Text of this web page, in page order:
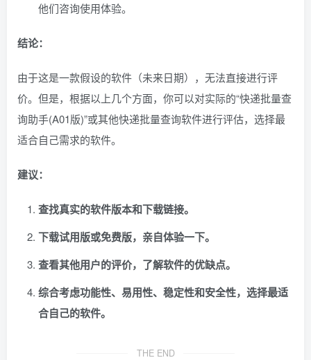
他们咨询使用体验。
结论：
由于这是一款假设的软件（未来日期），无法直接进行评
价。但是，根据以上几个方面，你可以对实际的“快递批量查
询助手(A01版)”或其他快递批量查询软件进行评估，选择最
适合自己需求的软件。
建议：
查找真实的软件版本和下载链接。
下载试用版或免费版，亲自体验一下。
查看其他用户的评价，了解软件的优缺点。
综合考虑功能性、易用性、稳定性和安全性，选择最适
合自己的软件。
THE END